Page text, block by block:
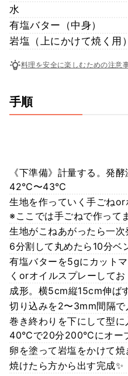
水
有塩バター（中身）
岩塩（上にかけて焼く用）
料理を安全に楽しむための注意
手順
《下準備》計量する。
42℃〜43℃
生地を作っていく手ごね
※ここでは手ごねで作って
生地がこねあがったら一
6分割して丸めたら10分ベ
有塩バターを5gにカット
くorオイルスプレーしてお
成形。横5cm縦15cm伸ば
切り込みを2〜3mm間隔で
巻き終わりを下にして型
40℃で20分200℃にオー
卵を塗って岩塩をかけて
焼けたら方から出す完成✨